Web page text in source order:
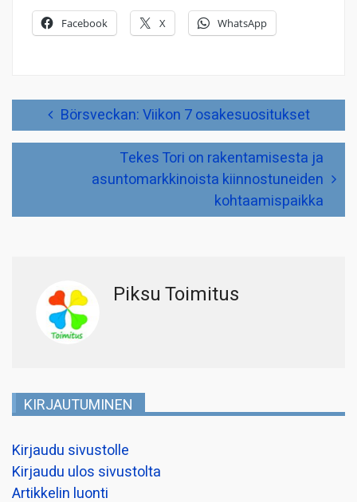
Facebook X WhatsApp
ArtikkelienBörsveckan: Viikon 7 osakesuositukset
Tekes Tori on rakentamisesta ja
asuntomarkkinoista kiinnostuneiden
kohtaamispaikka
Piksu Toimitus
KIRJAUTUMINEN
Kirjaudu sivustolle
Kirjaudu ulos sivustolta
Artikkelin luonti